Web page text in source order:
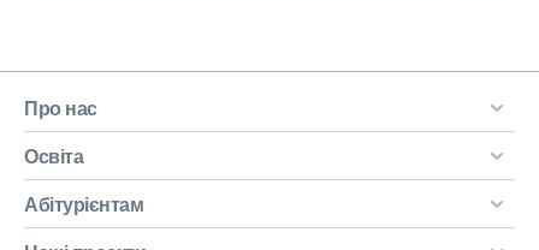
Про нас
Освіта
Абітурієнтам